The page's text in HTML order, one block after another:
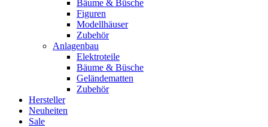
Bäume & Büsche
Figuren
Modellhäuser
Zubehör
Anlagenbau
Elektroteile
Bäume & Büsche
Geländematten
Zubehör
Hersteller
Neuheiten
Sale